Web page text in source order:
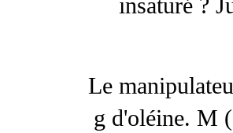
insaturé ?
Le
g d'oléine. M